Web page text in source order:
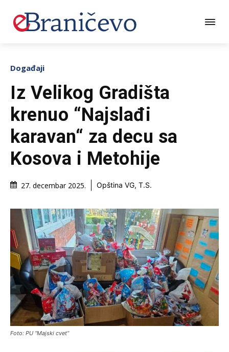
Događaji
Iz Velikog Gradišta
krenuo “Najslađi
karavan“ za decu sa
Kosova i Metohije
27. decembar 2025. Opština VG, T.S.
Foto: PU “Majski cvet“